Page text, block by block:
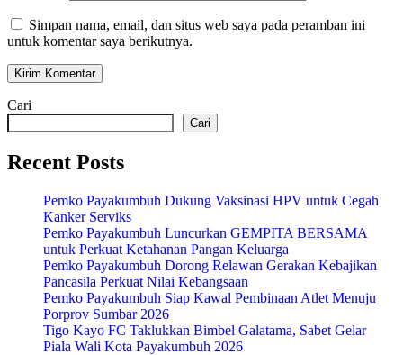
Simpan nama, email, dan situs web saya pada peramban ini
untuk komentar saya berikutnya.
Cari
Cari
Recent Posts
Pemko Payakumbuh Dukung Vaksinasi HPV untuk Cegah
Kanker Serviks
Pemko Payakumbuh Luncurkan GEMPITA BERSAMA
untuk Perkuat Ketahanan Pangan Keluarga
Pemko Payakumbuh Dorong Relawan Gerakan Kebajikan
Pancasila Perkuat Nilai Kebangsaan
Pemko Payakumbuh Siap Kawal Pembinaan Atlet Menuju
Porprov Sumbar 2026
Tigo Kayo FC Taklukkan Bimbel Galatama, Sabet Gelar
Piala Wali Kota Payakumbuh 2026